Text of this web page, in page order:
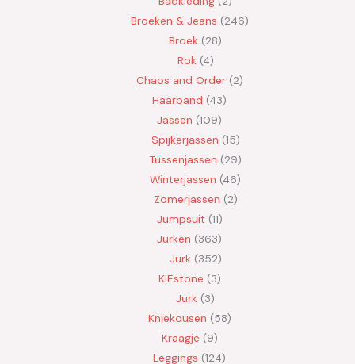
Broeken & Jeans 246
Broek 28
Rok 4
Chaos and Order 2
Haarband 43
Jassen 109
Spijkerjassen 15
Tussenjassen 29
Winterjassen 46
Zomerjassen 2
Jumpsuit 11
Jurken 363
Jurk 352
KIEstone 3
Jurk 3
Kniekousen 58
Kraagje 9
Leggings 124